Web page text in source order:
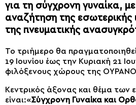
για τη σύγχρονη γυναίκα,
αναζήτηση της εσωτερικής
της πνευματικής
Το τριήμερο θα
19 Ιουνίου έως την Κυριακή 21
φιλόξενους χώρους της
Κεντρικός άξονας και θέμα των
είναι:«Σύγχρονη Γυναίκα και